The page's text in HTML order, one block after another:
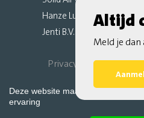
Hanze Luchttechniek
Jenti B.V.
Privacy Verklaring
Altijd
Meld je
Deze website maakt gebruik van
ervaring